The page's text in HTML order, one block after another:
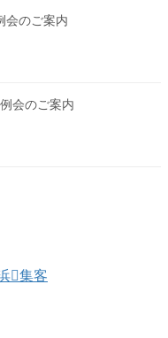
会のご案内
例会のご案内
集客